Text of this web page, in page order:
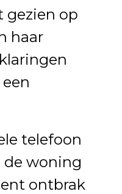
gezien op
haar
telefoon
de woning
ontbrak